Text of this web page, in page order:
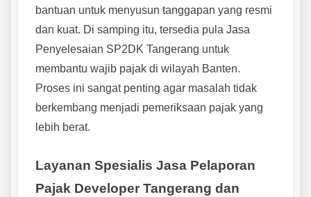
bantuan untuk menyusun tanggapan yang resmi
dan kuat. Di samping itu, tersedia pula Jasa
Penyelesaian SP2DK Tangerang untuk
membantu wajib pajak di wilayah Banten.
Proses ini sangat penting agar masalah tidak
berkembang menjadi pemeriksaan pajak yang
lebih berat.
Layanan Spesialis Jasa Pelaporan
Pajak Developer Tangerang dan